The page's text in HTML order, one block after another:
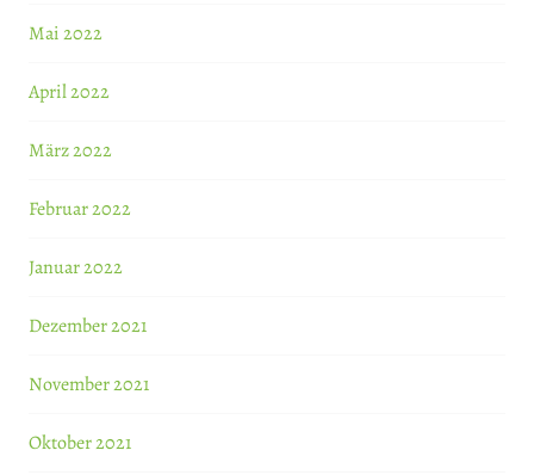
Mai 2022
April 2022
März 2022
Februar 2022
Januar 2022
Dezember 2021
November 2021
Oktober 2021